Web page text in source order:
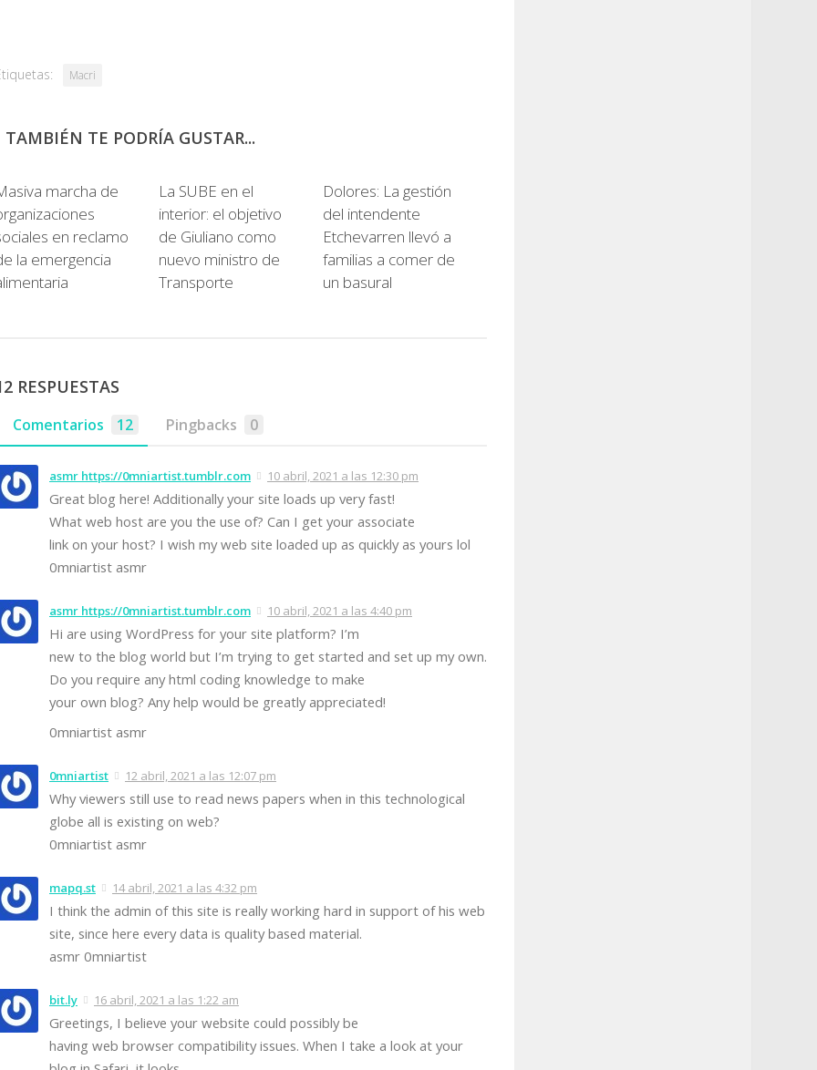
Macri
TAMBIÉN TE PODRÍA GUSTAR...
marcha de
en reclamo
la emergencia
La SUBE en el
interior: el objetivo
de Giuliano como
nuevo ministro de
Transporte
Dolores: La gestión
del intendente
Etchevarren llevó a
familias a comer de
un basural
RESPUESTAS
Comentarios 12 Pingbacks 0
asmr https://0mniartist.tumblr.com 10 abril, 2021 a las 12:30 pm
Great blog here! Additionally your site loads up very fast!
What web host are you the use of? Can I get your associate
link on your host? I wish my web site loaded up as quickly as yours lol
0mniartist asmr
asmr https://0mniartist.tumblr.com 10 abril, 2021 a las 4:40 pm
Hi are using WordPress for your site platform? I’m
new to the blog world but I’m trying to get started and set up my own.
Do you require any html coding knowledge to make
your own blog? Any help would be greatly appreciated!
0mniartist asmr
0mniartist 12 abril, 2021 a las 12:07 pm
Why viewers still use to read news papers when in this technological
globe all is existing on web?
0mniartist asmr
mapq.st 14 abril, 2021 a las 4:32 pm
I think the admin of this site is really working hard in support of his web
site, since here every data is quality based material.
asmr 0mniartist
bit.ly 16 abril, 2021 a las 1:22 am
Greetings, I believe your website could possibly be
having web browser compatibility issues. When I take a look at your